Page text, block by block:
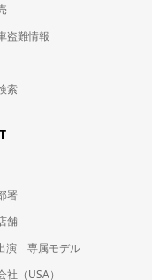
盗難情報
索
署
舗
演 専属モデル
社（USA）